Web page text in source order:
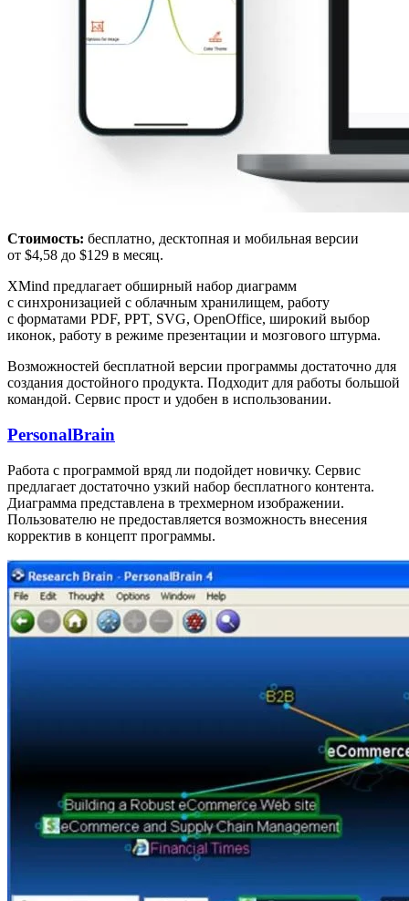
Стоимость: бесплатно, десктопная и мобильная версии
от $4,58 до $129 в месяц.
XMind предлагает обширный набор диаграмм
с синхронизацией с облачным хранилищем, работу
с форматами PDF, PPT, SVG, OpenOffice, широкий выбор
иконок, работу в режиме презентации и мозгового штурма.
Возможностей бесплатной версии программы достаточно для
создания достойного продукта. Подходит для работы большой
командой. Сервис прост и удобен в использовании.
PersonalBrain
Работа с программой вряд ли подойдет новичку. Сервис
предлагает достаточно узкий набор бесплатного контента.
Диаграмма представлена в трехмерном изображении.
Пользователю не предоставляется возможность внесения
корректив в концепт программы.